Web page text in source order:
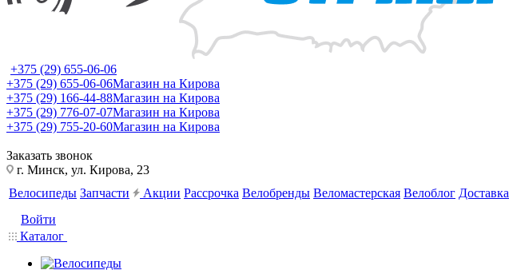
+375 (29) 655-06-06
+375 (29) 655-06-06Магазин на Кирова
+375 (29) 166-44-88Магазин на Кирова
+375 (29) 776-07-07Магазин на Кирова
+375 (29) 755-20-60Магазин на Кирова
Заказать звонок
г. Минск, ул. Кирова, 23
Велосипеды Запчасти Акции Рассрочка Велобренды Веломастерская Велоблог Доставка
Войти
Каталог